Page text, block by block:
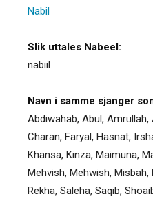
Nabil
Slik uttales Nabeel:
nabiil
Navn i samme sjanger
Abdiwahab, Abul, Amrullah,
Charan, Faryal, Hasnat,
Khansa, Kinza, Maimuna,
Mehvish, Mehwish, Misbah,
Rekha, Saleha, Saqib,